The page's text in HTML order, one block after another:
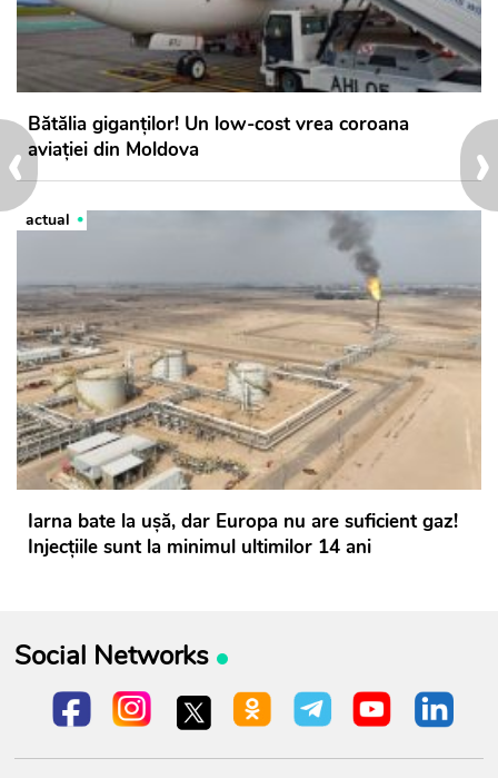
›
‹Bătălia giganților! Un low-cost vrea coroana
aviației din Moldova
actual
Iarna bate la ușă, dar Europa nu are suficient gaz!
Injecțiile sunt la minimul ultimilor 14 ani
Social Networks